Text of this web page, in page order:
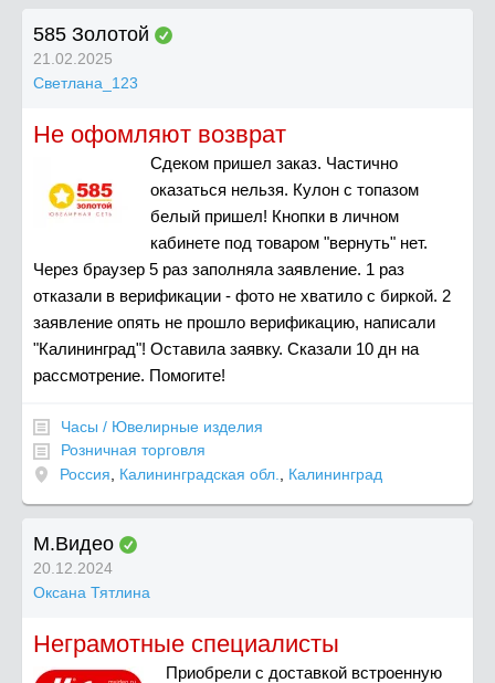
585 Золотой
21.02.2025
Светлана_123
Не офомляют возврат
Сдеком пришел заказ. Частично
оказаться нельзя. Кулон с топазом
белый пришел! Кнопки в личном
кабинете под товаром "вернуть" нет.
Через браузер 5 раз заполняла заявление. 1 раз
отказали в верификации - фото не хватило с биркой. 2
заявление опять не прошло верификацию, написали
"Калининград"! Оставила заявку. Сказали 10 дн на
рассмотрение. Помогите!
Часы / Ювелирные изделия
Розничная торговля
Россия
Калининградская обл. Калининград
М.Видео
20.12.2024
Оксана Тятлина
Неграмотные специалисты
Приобрели с доставкой встроенную